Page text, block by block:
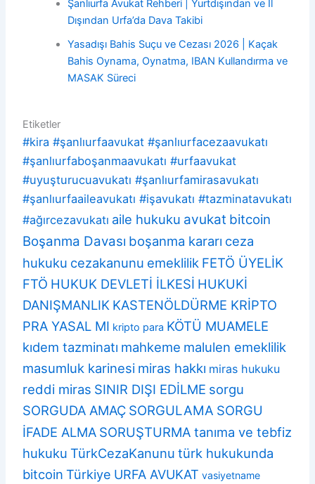
Şanlıurfa Avukat Rehberi | Yurtdışından ve İl
Dışından Urfa’da Dava Takibi
Yasadışı Bahis Suçu ve Cezası 2026 | Kaçak
Bahis Oynama, Oynatma, IBAN Kullandırma ve
MASAK Süreci
Etiketler
#kira #şanlıurfaavukat #şanlıurfacezaavukatı
#şanlıurfaboşanmaavukatı #urfaavukat
#uyuşturucuavukatı #şanlıurfamirasavukatı
#şanlıurfaaileavukatı #işavukatı #tazminatavukatı
#ağırcezavukatı aile hukuku avukat bitcoin
Boşanma Davası boşanma kararı ceza
hukuku cezakanunu emeklilik FETÖ ÜYELİK
FTÖ HUKUK DEVLETİ İLKESİ HUKUKİ
DANIŞMANLIK KASTENÖLDÜRME KRİPTO
PRA YASAL MI kripto para KÖTÜ MUAMELE
kıdem tazminatı mahkeme malulen emeklilik
masumluk karinesi miras hakkı miras hukuku
reddi miras SINIR DIŞI EDİLME sorgu
SORGUDA AMAÇ SORGULAMA SORGU
İFADE ALMA SORUŞTURMA tanıma ve tebfiz
hukuku TürkCezaKanunu türk hukukunda
bitcoin Türkiye URFA AVUKAT vasiyetname